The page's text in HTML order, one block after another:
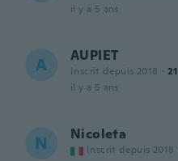
il y a 5 ans
A AUPIET
Inscrit depuis 2018 · 21
il y a 5 ans
N Nicoleta
Inscrit depuis 2018